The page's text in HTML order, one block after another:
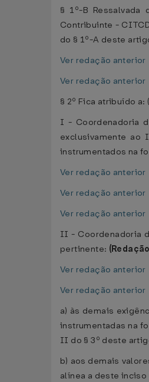
§ 1º-B
Contribuinte -
do § 1º-A deste
Ver redação anterior
Ver redação anterior
§ 2º Fica atribuído a:
I - Coordenadoria
exclusivamente ao
instrumentados na
Ver redação anterior
Ver redação anterior
Ver redação anterior
II - Coordenadoria
pertinente:
Ver redação anterior
Ver redação anterior
a) às demais
instrumentadas na
II do § 3º deste
b) aos demais
alínea a deste